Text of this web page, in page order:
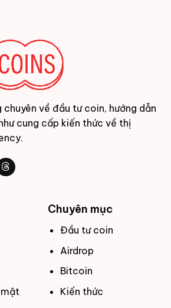
chuyên về đầu tư coin, hướng dẫn
cung cấp kiến thức về thị
mật
Chuyên mục
Đầu tư coin
Airdrop
Bitcoin
Kiến thức